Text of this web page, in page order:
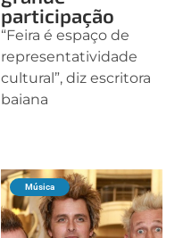
participação
“Feira é espaço de
representatividade
cultural”, diz escritora
baiana
Música